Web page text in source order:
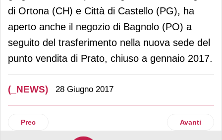
di Ortona (CH) e Città di Castello (PG), ha
aperto anche il negozio di Bagnolo (PO) a
seguito del trasferimento nella nuova sede del
punto vendita di Prato, chiuso a gennaio 2017.
(_NEWS) 28 Giugno 2017
Articolo precedente: Payback: Allianz global assistance
Prec Articolo
Avanti